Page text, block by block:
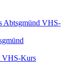
Abtsgmünd VHS-
VHS-Kurs